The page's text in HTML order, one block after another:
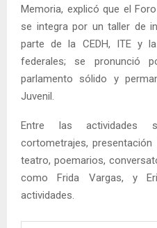
Memoria, explicó que el
se integra por un taller de
parte de la CEDH, ITE y
federales; se pronunció
parlamento sólido y
Juvenil.
Entre las actividades
cortometrajes,
teatro, poemarios,
como Frida Vargas, y
actividades.